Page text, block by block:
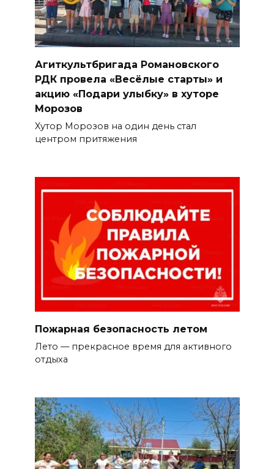
Агиткультбригада Романовского
РДК провела «Весёлые старты» и
акцию «Подари улыбку» в хуторе
Морозов
Хутор Морозов на один день стал
центром притяжения
Пожарная безопасность летом
Лето — прекрасное время для активного
отдыха